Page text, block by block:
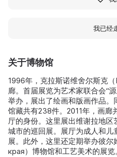
关于博物馆
1996年，克拉斯诺维舍尔斯克
廊。首届展览为艺术家联合会“
举办，展出了绘画和版画作品
馆藏共有238件。2011年，画廊
厅的身份。这里展出维谢拉地
城市的巡回展。展厅为成人和
展。此外，这里还定期举办彼
края）博物馆和工艺美术的展览
我已经